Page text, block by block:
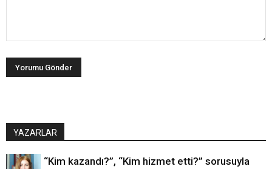
YAZARLAR
“Kim kazandı?”, “Kim hizmet etti?” sorusuyla